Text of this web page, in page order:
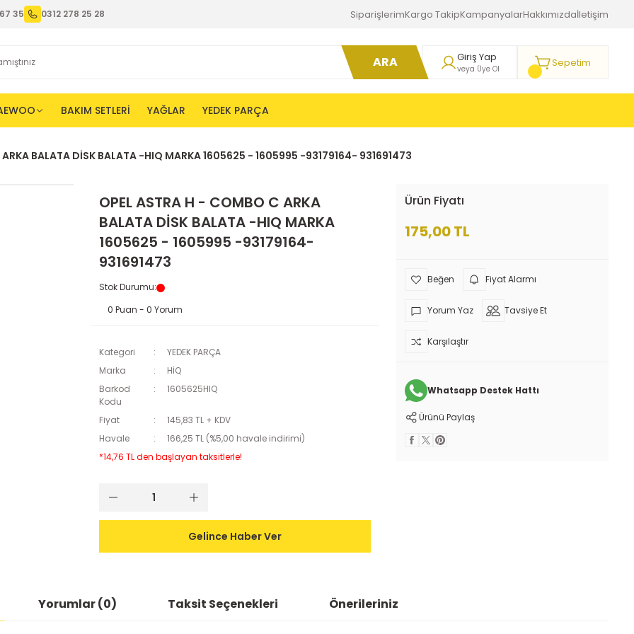
35 0312 278 25 28 SiparişlerimKargo TakipKampanyalarHakkımızdaİletişim
ARA Giriş Yap
veya Üye Ol Sepetim
BAKIM SETLERİ YAĞLAR YEDEK PARÇA
ARKA BALATA DİSK BALATA -HIQ MARKA 1605625 - 1605995 -93179164- 931691473
OPEL ASTRA H - COMBO C ARKA
BALATA DİSK BALATA -HIQ MARKA
1605625 - 1605995 -93179164-
931691473
Stok Durumu:
0 Puan - 0 Yorum
Kategori
YEDEK PARÇA
Marka
HİQ
Barkod
Kodu
1605625HIQ
Fiyat
145,83 TL + KDV
Havale
166,25 TL (%5,00 havale indirimi)
*14,76 TL den başlayan taksitlerle!
Gelince Haber Ver
Ürün Fiyatı
175,00 TL
Fiyat Alarmı
Yorum Yaz Tavsiye Et
Karşılaştır
Whatsapp Destek Hattı
Ürünü Paylaş
Yorumlar (0) Taksit Seçenekleri Önerileriniz